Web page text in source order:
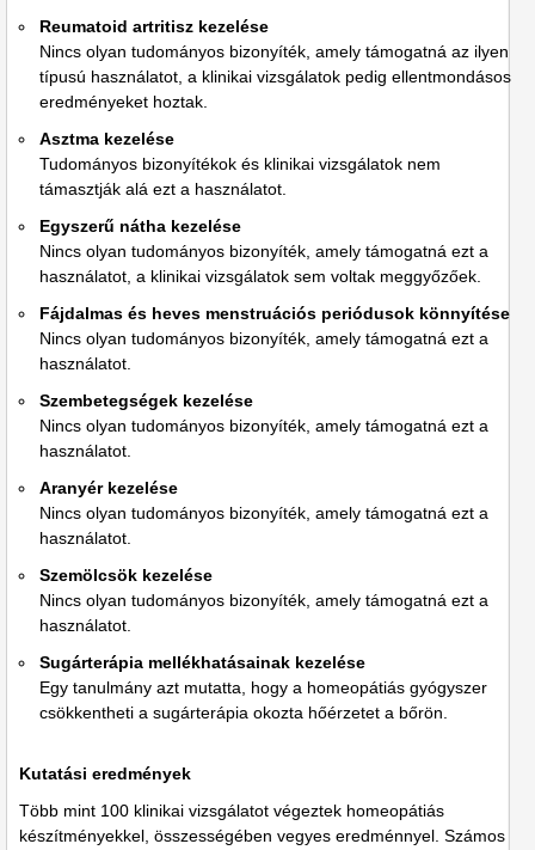
Reumatoid artritisz kezelése
Nincs olyan tudományos bizonyíték, amely támogatná az ilyen
típusú használatot, a klinikai vizsgálatok pedig ellentmondásos
eredményeket hoztak.
Asztma kezelése
Tudományos bizonyítékok és klinikai vizsgálatok nem
támasztják alá ezt a használatot.
Egyszerű nátha kezelése
Nincs olyan tudományos bizonyíték, amely támogatná ezt a
használatot, a klinikai vizsgálatok sem voltak meggyőzőek.
Fájdalmas és heves menstruációs periódusok könnyítése
Nincs olyan tudományos bizonyíték, amely támogatná ezt a
használatot.
Szembetegségek kezelése
Nincs olyan tudományos bizonyíték, amely támogatná ezt a
használatot.
Aranyér kezelése
Nincs olyan tudományos bizonyíték, amely támogatná ezt a
használatot.
Szemölcsök kezelése
Nincs olyan tudományos bizonyíték, amely támogatná ezt a
használatot.
Sugárterápia mellékhatásainak kezelése
Egy tanulmány azt mutatta, hogy a homeopátiás gyógyszer
csökkentheti a sugárterápia okozta hőérzetet a bőrön.
Kutatási eredmények
Több mint 100 klinikai vizsgálatot végeztek homeopátiás
készítményekkel, összességében vegyes eredménnyel. Számos